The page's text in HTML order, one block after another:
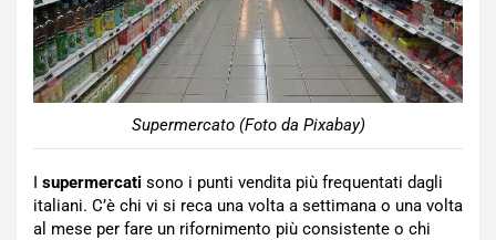
Supermercato (Foto da Pixabay)
I supermercati sono i punti vendita più frequentati dagli
italiani. C’è chi vi si reca una volta a settimana o una volta
al mese per fare un rifornimento più consistente o chi